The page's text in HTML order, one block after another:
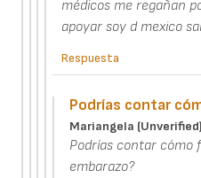
médicos me regañan
apoyar soy d mexico
Respuesta
Podrías contar
Mariangela (unverified)
Podrías contar cómo
embarazo?